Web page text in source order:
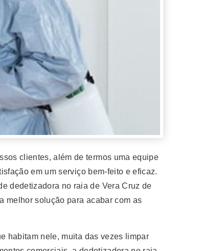
clientes, além de termos uma equipe
em um serviço bem-feito e eficaz.
dedetizadora no raia de Vera Cruz de
melhor solução para acabar com as
habitam nele, muita das vezes limpar